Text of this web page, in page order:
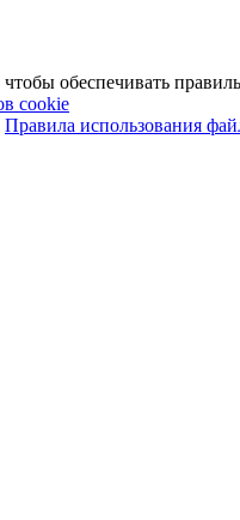
обеспечивать
cookie
Правила использования